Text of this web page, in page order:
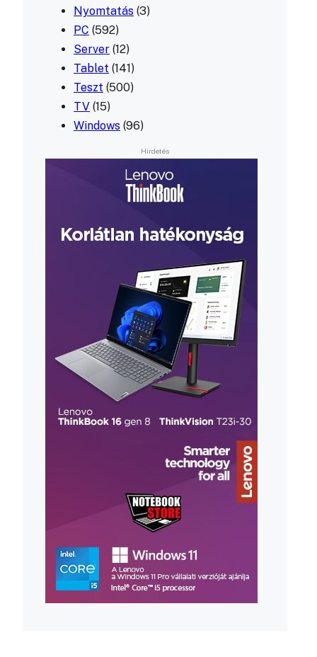
Nyomtatás (3)
PC (592)
Server (12)
Tablet (141)
Teszt (500)
TV (15)
Windows (96)